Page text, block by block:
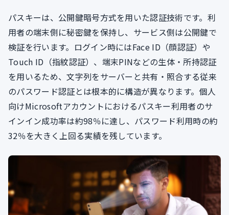
パスキーは、公開鍵暗号方式を用いた認証技術です。利
用者の端末側に秘密鍵を保持し、サービス側は公開鍵で
検証を行います。ログイン時にはFace ID（顔認証）や
Touch ID（指紋認証）、端末PINなどの生体・所持認証
を用いるため、文字列をサーバーと共有・照合する従来
のパスワード認証とは根本的に構造が異なります。個人
向けMicrosoftアカウントにおけるパスキー利用者のサ
インイン成功率は約98％に達し、パスワード利用時の約
32％を大きく上回る実績を残しています。